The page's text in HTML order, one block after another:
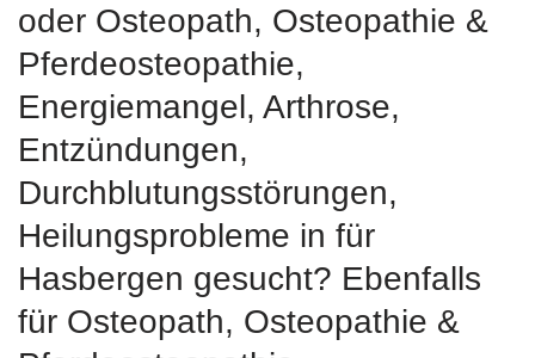
oder Osteopath, Osteopathie &
Pferdeosteopathie,
Energiemangel, Arthrose,
Entzündungen,
Durchblutungsstörungen,
Heilungsprobleme in für
Hasbergen gesucht? Ebenfalls
für Osteopath, Osteopathie &